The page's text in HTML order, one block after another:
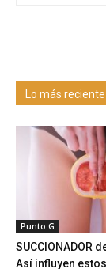
Lo más reciente
Punto G
SUCCIONADOR
Así influyen